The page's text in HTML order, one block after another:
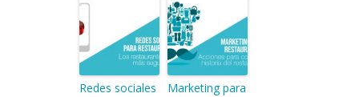
Redes sociales
Marketing para